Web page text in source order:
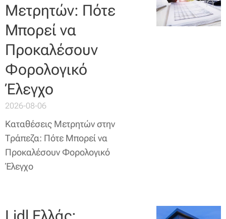
Μετρητών: Πότε
Μπορεί να
Προκαλέσουν
Φορολογικό
Έλεγχο
2026-08-06
Καταθέσεις Μετρητών στην
Τράπεζα: Πότε Μπορεί να
Προκαλέσουν Φορολογικό
Έλεγχο